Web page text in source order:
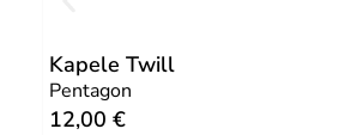
Kapele Twill
Pentagon
12,00 €